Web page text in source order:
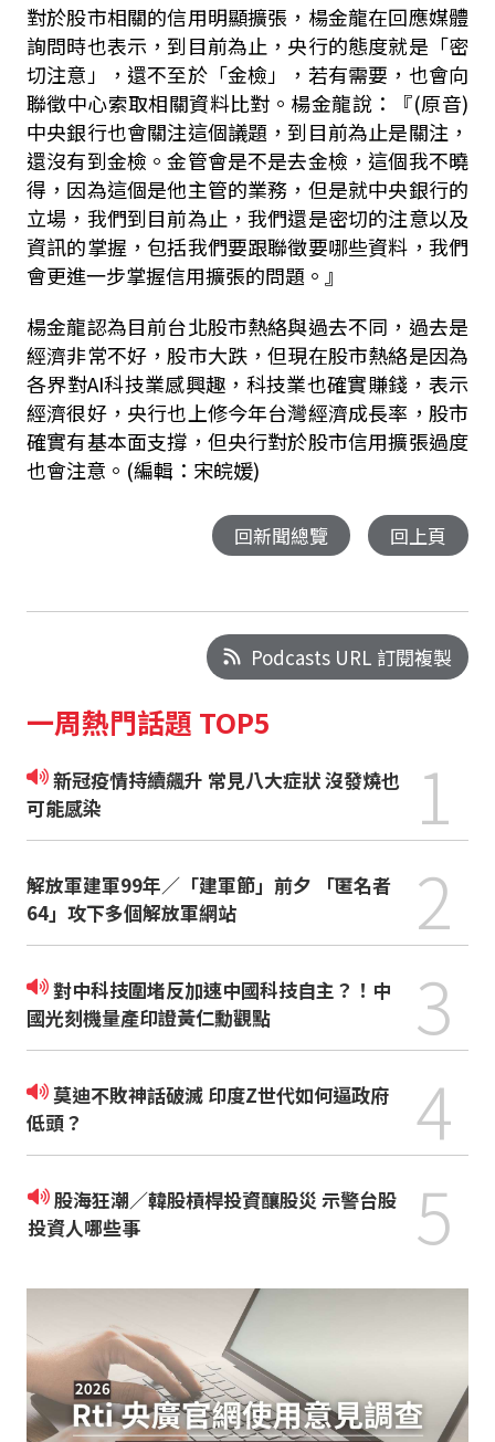
對於股市相關的信用明顯擴張，楊金龍在回應媒體
詢問時也表示，到目前為止，央行的態度就是「密
切注意」，還不至於「金檢」，若有需要，也會向
聯徵中心索取相關資料比對。楊金龍說：『(原音)
中央銀行也會關注這個議題，到目前為止是關注，
還沒有到金檢。金管會是不是去金檢，這個我不曉
得，因為這個是他主管的業務，但是就中央銀行的
立場，我們到目前為止，我們還是密切的注意以及
資訊的掌握，包括我們要跟聯徵要哪些資料，我們
會更進一步掌握信用擴張的問題。』
楊金龍認為目前台北股市熱絡與過去不同，過去是
經濟非常不好，股市大跌，但現在股市熱絡是因為
各界對AI科技業感興趣，科技業也確實賺錢，表示
經濟很好，央行也上修今年台灣經濟成長率，股市
確實有基本面支撐，但央行對於股市信用擴張過度
也會注意。(編輯：宋皖媛)
回新聞總覽 回上頁
Podcasts URL 訂閱複製
一周熱門話題 TOP5
新冠疫情持續飆升 常見八大症狀 沒發燒也
可能感染
1
解放軍建軍99年／「建軍節」前夕 「匿名者
64」攻下多個解放軍網站
2
對中科技圍堵反加速中國科技自主？！中
國光刻機量產印證黃仁勳觀點
3
莫迪不敗神話破滅 印度Z世代如何逼政府
低頭？
4
股海狂潮／韓股槓桿投資釀股災 示警台股
投資人哪些事
5